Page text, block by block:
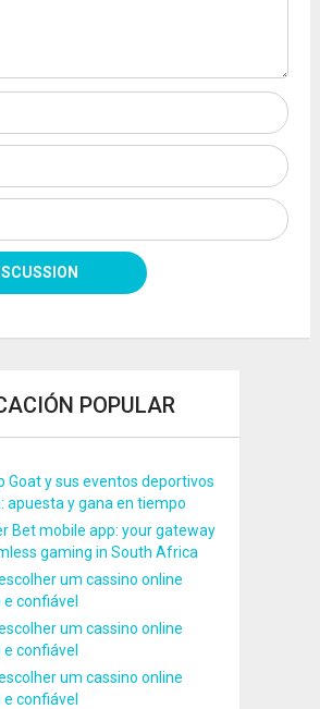
POPULAR
Goat y sus eventos deportivos
apuesta y gana en tiempo
Bet mobile app: your gateway
gaming in South Africa
um cassino online
confiável
um cassino online
confiável
um cassino online
confiável